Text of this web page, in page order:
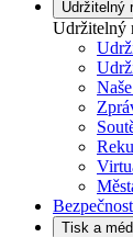
Udržitelný
Udržitelný
Tisk a